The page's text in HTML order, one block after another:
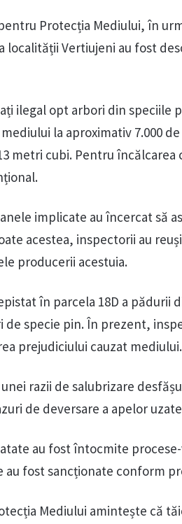
Protecția Mediului, în
Vertiujeni au fost
ilegal opt arbori din speciile
la aproximativ 7.000
metri cubi. Pentru
implicate au încercat să
acestea, inspectorii au
producerii acestuia.
în parcela 18D a pădurii
de specie pin. În prezent,
prejudiciului cauzat mediului.
razii de salubrizare
de deversare a apelor
au fost întocmite
au fost sancționate conform
Mediului amintește că